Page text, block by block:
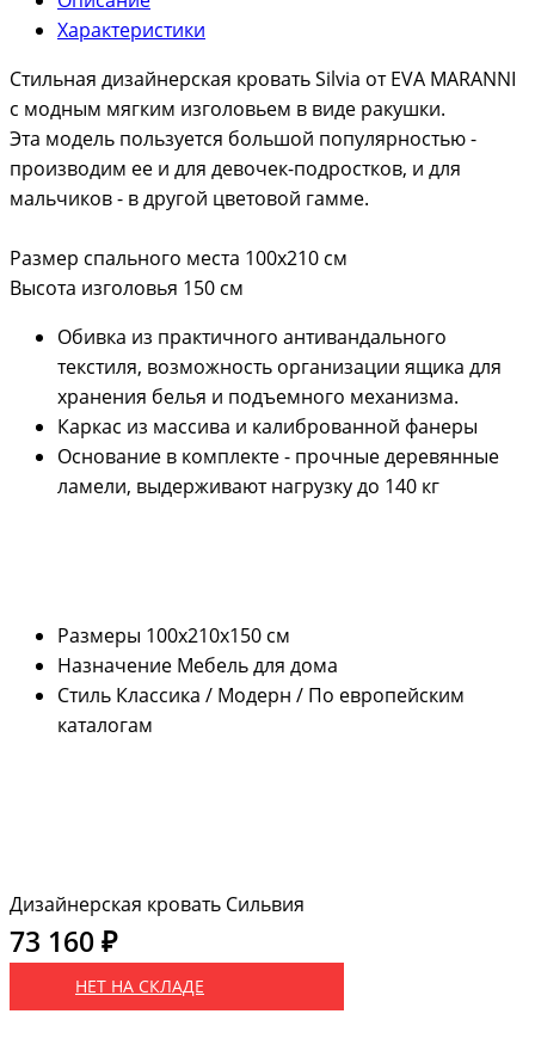
Характеристики
Стильная дизайнерская кровать Silvia от EVA MARANNI
с модным мягким изголовьем в виде ракушки.
Эта модель пользуется большой популярностью -
производим ее и для девочек-подростков, и для
мальчиков - в другой цветовой гамме.
Размер спального места 100х210 см
Высота изголовья 150 см
Обивка из практичного антивандального
текстиля, возможность организации ящика для
хранения белья и подъемного механизма.
Каркас из массива и калиброванной фанеры
Основание в комплекте - прочные деревянные
ламели, выдерживают нагрузку до 140 кг
Размеры 100х210х150 см
Назначение Мебель для дома
Стиль Классика / Модерн / По европейским
каталогам
Дизайнерская кровать Сильвия
73 160 ₽
НЕТ НА СКЛАДЕ